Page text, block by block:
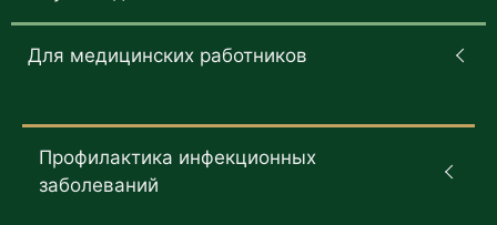
Для медицинских работников
Профилактика инфекционных
заболеваний